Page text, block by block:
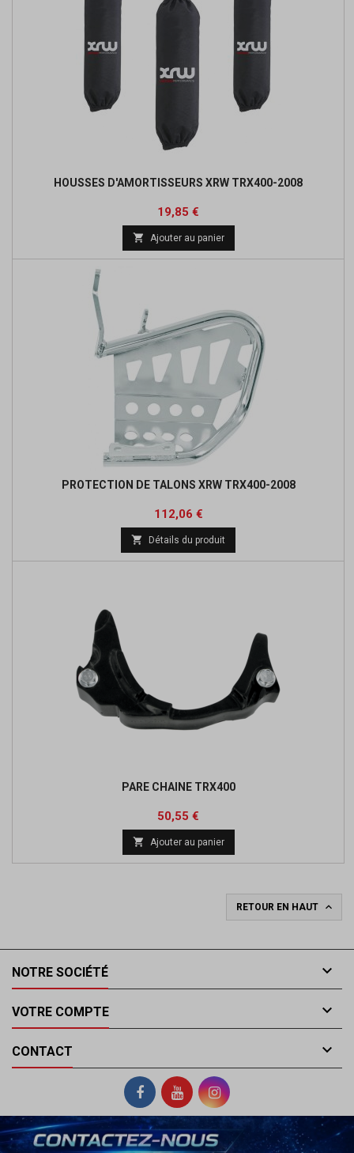
HOUSSES D'AMORTISSEURS XRW TRX400-2008
Prix
19,85 €
base
 Ajouter au panier
PROTECTION DE TALONS XRW TRX400-2008
Prix
112,06 €Prix
de
base
 Détails du produit
PARE CHAINE TRX400
Prix
50,55 €
base
 Ajouter au panier
RETOUR EN HAUT 
NOTRE SOCIÉTÉ 
VOTRE COMPTE 
CONTACT 